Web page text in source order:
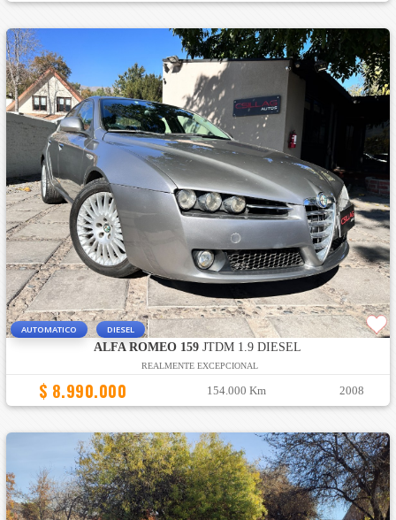
AUTOMATICO DIESEL
ALFA ROMEO 159 JTDM 1.9 DIESEL
REALMENTE EXCEPCIONAL
$ 8.990.000 154.000 Km 2008